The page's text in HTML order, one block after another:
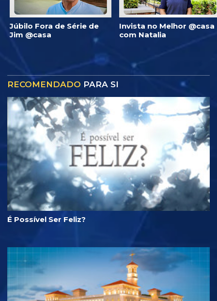
Júbilo Fora de Série de
Jim @casa
Invista no Melhor @casa
com Natalia
RECOMENDADO PARA SI
É Possível Ser Feliz?